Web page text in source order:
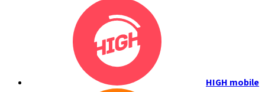
HIGH mobile